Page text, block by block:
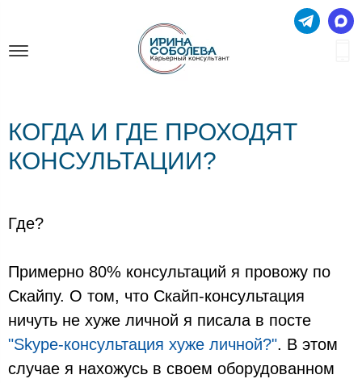
КОГДА И ГДЕ ПРОХОДЯТ
КОНСУЛЬТАЦИИ?
Где?
Примерно 80% консультаций я провожу по
Скайпу. О том, что Скайп-консультация
ничуть не хуже личной я писала в посте
"Skype-консультация хуже личной?". В этом
случае я нахожусь в своем оборудованном